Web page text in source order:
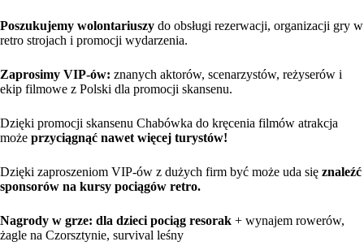
Poszukujemy wolontariuszy do obsługi rezerwacji, organizacji gry w
retro strojach i promocji wydarzenia.
Zaprosimy VIP-ów: znanych aktorów, scenarzystów, reżyserów i
ekip filmowe z Polski dla promocji skansenu.
Dzięki promocji skansenu Chabówka do kręcenia filmów atrakcja
może przyciągnąć nawet więcej turystów!
Dzięki zaproszeniom VIP-ów z dużych firm być może uda się znaleźć
sponsorów na kursy pociągów retro.
Nagrody w grze: dla dzieci pociąg resorak + wynajem rowerów,
żagle na Czorsztynie, survival leśny